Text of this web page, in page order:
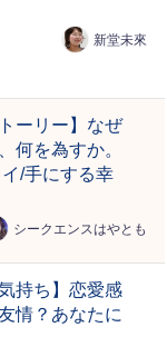
新堂未來
ーリー】なぜ
何を為すか。
/手にする幸
シークエンスはやとも
持ち】恋愛感
情？あなたに